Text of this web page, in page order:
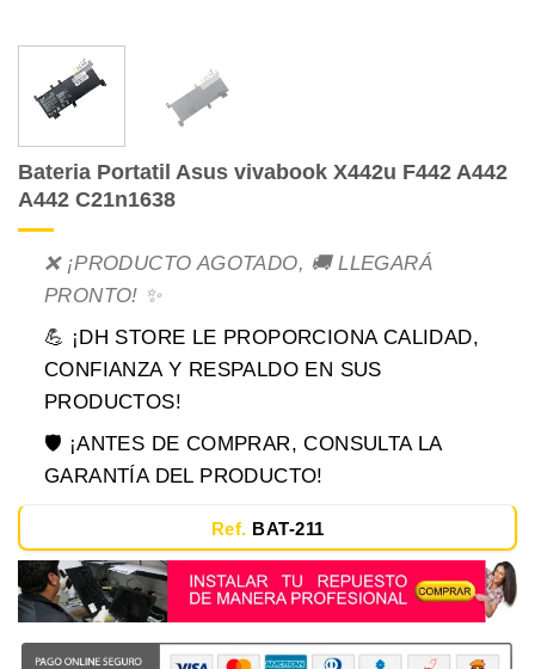
Bateria Portatil Asus vivabook X442u F442 A442
A442 C21n1638
❌ ¡PRODUCTO AGOTADO, 🚚 LLEGARÁ
PRONTO! ✨
💪 ¡DH STORE LE PROPORCIONA CALIDAD,
CONFIANZA Y RESPALDO EN SUS
PRODUCTOS!
🛡️ ¡ANTES DE COMPRAR, CONSULTA LA
GARANTÍA DEL PRODUCTO!
Ref. BAT-211